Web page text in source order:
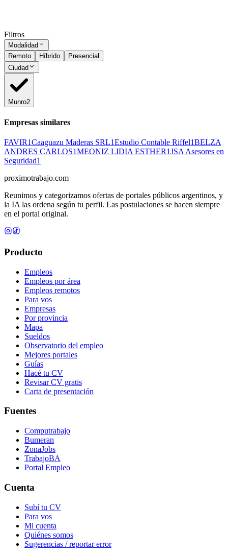
Filtros
Modalidad
Remoto
Híbrido
Presencial
Ciudad
Munro2
Empresas similares
FAVIR1Caaguazu Maderas SRL1Estudio Contable Riffel1BELZA
ANDRES CARLOS1MEONIZ LIDIA ESTHER1JSA Asesores en
Seguridad1
proximotrabajo.com
Reunimos y categorizamos ofertas de portales públicos argentinos, y
la IA las ordena según tu perfil. Las postulaciones se hacen siempre
en el portal original.
Producto
Empleos
Empleos por área
Empleos remotos
Para vos
Empresas
Por provincia
Mapa
Sueldos
Observatorio del empleo
Mejores portales
Guías
Hacé tu CV
Revisar CV gratis
Carta de presentación
Fuentes
Computrabajo
Bumeran
ZonaJobs
TrabajoBA
Portal Empleo
Cuenta
Subí tu CV
Para vos
Mi cuenta
Quiénes somos
Sugerencias / reportar error